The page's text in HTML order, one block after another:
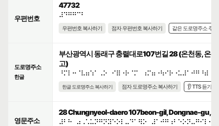
우편번호
47732
⠼⠙⠛⠛⠉⠃
우편번호 복사하기 점자 우편번호 복사하기 같은 도로명주소 주
도로명주소
한글
부산광역시 동래구 충렬대로107번길 28 (온천동, 온
고)
한글 도로명주소 복사하기 점자 도로명주소 복사하기 👂 TTS 듣기
영문주소
28 Chungnyeol-daero 107beon-gil, Dongnae-gu,